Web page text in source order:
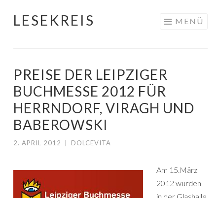
Springe
LESEKREIS MENÜ
PREISE DER LEIPZIGER
BUCHMESSE 2012 FÜR
HERRNDORF, VIRAGH UND
BABEROWSKI
2. APRIL 2012 DOLCEVITA
Am 15.März
2012 wurden